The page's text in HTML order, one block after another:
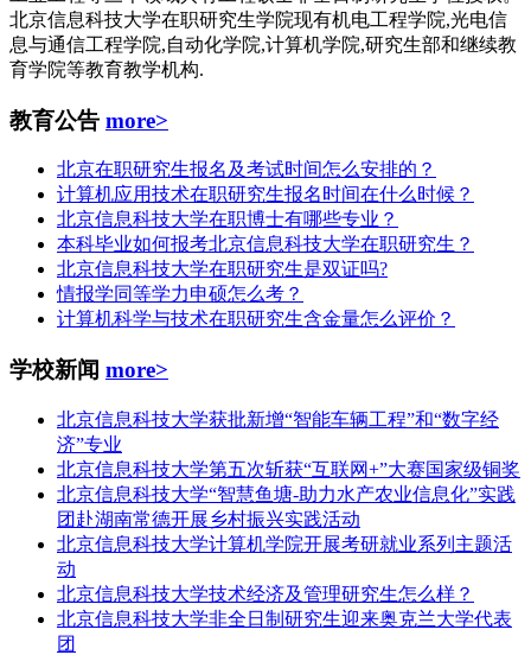
北京信息科技大学在职研究生学院现有机电工程学院,光电信
息与通信工程学院,自动化学院,计算机学院,研究生部和继续教
育学院等教育教学机构.
教育公告 more>
北京在职研究生报名及考试时间怎么安排的？
计算机应用技术在职研究生报名时间在什么时候？
北京信息科技大学在职博士有哪些专业？
本科毕业如何报考北京信息科技大学在职研究生？
北京信息科技大学在职研究生是双证吗?
情报学同等学力申硕怎么考？
计算机科学与技术在职研究生含金量怎么评价？
学校新闻 more>
北京信息科技大学获批新增“智能车辆工程”和“数字经
济”专业
北京信息科技大学第五次斩获“互联网+”大赛国家级铜奖
北京信息科技大学“智慧鱼塘-助力水产农业信息化”实践
团赴湖南常德开展乡村振兴实践活动
北京信息科技大学计算机学院开展考研就业系列主题活
动
北京信息科技大学技术经济及管理研究生怎么样？
北京信息科技大学非全日制研究生迎来奥克兰大学代表
团